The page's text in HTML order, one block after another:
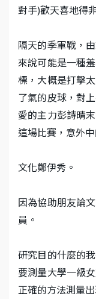
對手)歡天喜地得
隔天的季軍戰，
來說可能是一種
標，大概是打擊
了氣的皮球，對
愛的主力彭詩晴
這場比賽，意外
文化鄭伊秀。
因為協助朋友論
員。
研究目的什麼的
要測量大學一級
正確的方法測量